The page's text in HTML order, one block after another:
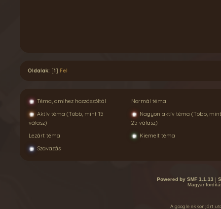
Oldalak: [1] Fel
Téma, amihez hozzászóltál
Normál téma
Aktív téma (Több, mint 15
válasz)
Nagyon aktív téma (Több, mint
25 válasz)
Lezárt téma
Kiemelt téma
Szavazás
Powered by SMF 1.1.13 |
Magyar
A google ekkor járt